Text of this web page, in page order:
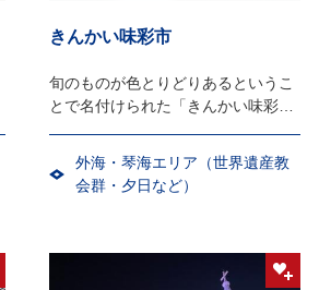
きんかい味彩市
旬のものが色とりどりあるというこ
とで名付けられた「きんかい味彩
外海・琴海エリア（世界遺産教
会群・夕日など）